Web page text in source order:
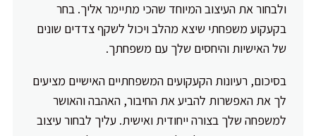
ולבחור את העיצוב המיוחד שהכי מתיימר אליך. בחר
בקעקוע משפחתי שיצא מהלב ויכול לשקף צדדים שונים
של האישיות והיחסים שלך עם משפחתך.
בסיכום, רעיונות הקעקועים המשפחתיים האישיים מציעים
לך את האפשרות להביע את החיבור, האהבה והאושר
למשפחה שלך בצורה ייחודית ואישית. עליך לבחור עיצוב